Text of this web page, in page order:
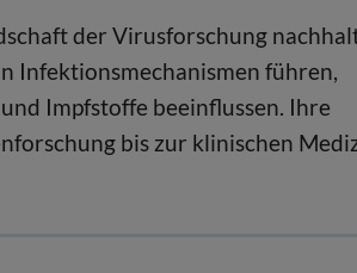
der Virusforschung
Infektionsmechanismen führen,
Impfstoffe beeinflussen. Ihre
bis zur klinischen